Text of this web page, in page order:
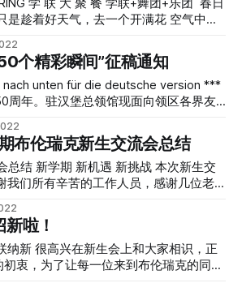
学
烈的争夺也分别拿下胜利。随着比赛
逐渐焦灼，各自队伍都奋力争夺着各自小
激情，在这一刻都被释放了出来。 在
伍名单也最终确定。守护嘟嘟队，哥廷
队和汉诺威老六队进入了八强淘汰
级名
日下午3:00 地点：
、吃烧烤、交换
.... 游戏正在进行中.
个精彩瞬间”征稿通知
unten für die deutsche version ***
周年。驻汉堡总领馆现面向领区各界友
州（汉堡、下萨州、不来梅、石荷州）
，并共同续写美好未来。我馆将根据大
北德对华交往中有代表意义的50个精彩
我馆官网、微信公众号、推特等渠道发
互访、项目启动、民间往来、史料物品
镜头记录半个世纪以来领区对华交往的
纪念意义和历史价值。 （三）文章：
布伦瑞克新生交流会总结
鼎力支持，感谢所有参加本次交流会的
馆的支持 中华人民共和国驻
啦！
衷，为了让每一位来到布伦瑞克的同学